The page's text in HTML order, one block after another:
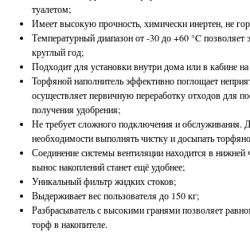
туалетом;
Имеет высокую прочность, химически инертен, не
Температурный диапазон от -30 до +60 °C позволяет
круглый год;
Подходит для установки внутри дома или в кабине на
Торфяной наполнитель эффективно поглощает
осуществляет первичную переработку отходов для
получения удобрения;
Не требует сложного подключения и обслуживания.
необходимости выполнять чистку и досыпать
Соединение системы вентиляции находится в нижней
вынос накоплений станет ещё удобнее;
Уникальный фильтр жидких стоков;
Выдерживает вес пользователя до 150 кг;
Разбрасыватель с высокими гранями позволяет
торф в накопителе.